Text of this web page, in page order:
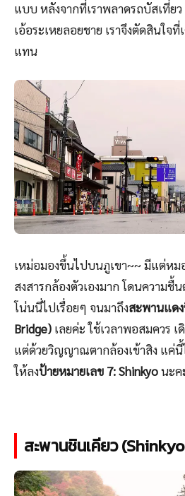
แบบ หลังจากที่เราพลาดรถบัสเที่ย
เอ้อระเหยลอยชาย เราจึงตัดสินใจ
แทน
เหม่อมองขึ้นไปบนภูเขา~~ มีแต่ห
สงสารกล้องตัวเองมาก โดนความ
โน่นนี่ไปเรื่อยๆ จนมาถึงสะพานแดง
Bridge) เลยค่ะ ใช้เวลาพอสมควร
แต่ด้วยวิญญาณตากล้องเข้าสิง แค่
ให้ลงป้ายหมายเลข 7: Shinkyoนะค
สะพานชินเคียว